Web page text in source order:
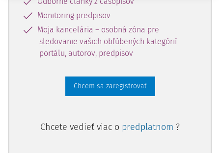
Monitoring predpisov
Moja kancelária – osobná zóna pre
sledovanie vašich obľúbených kategórií
portálu, autorov, predpisov
Chcem sa zaregistrovať
Chcete vedieť viac o predplatnom ?